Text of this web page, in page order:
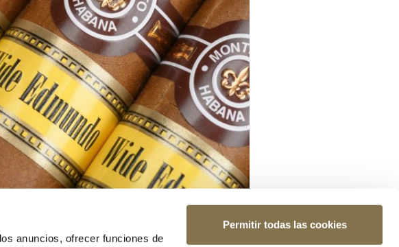
anuncios, ofrecer funciones de
Permitir todas las cookies